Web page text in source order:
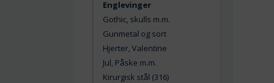
Englevinger
Gothic, skulls m.m.
Gunmetal og sort
Hjerter, Valentine
Jul, Påske m.m.
Kirurgisk stål (316)